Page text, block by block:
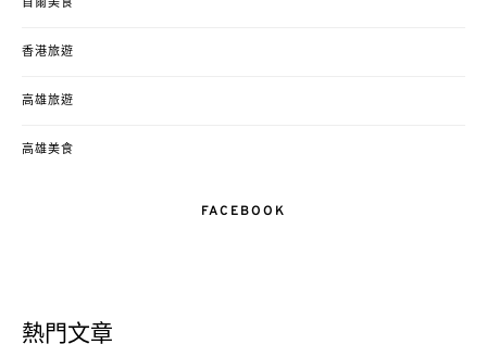
首爾美食
香港旅遊
高雄旅遊
高雄美食
FACEBOOK
熱門文章